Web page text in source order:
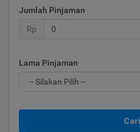
Jumlah Pinjaman
Rp
Lama Pinjaman
Cari